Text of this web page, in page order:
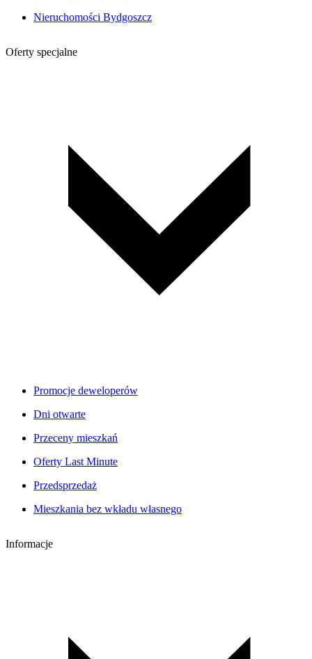
Nieruchomości Bydgoszcz
Oferty specjalne
Promocje deweloperów
Dni otwarte
Przeceny mieszkań
Oferty Last Minute
Przedsprzedaż
Mieszkania bez wkładu własnego
Informacje